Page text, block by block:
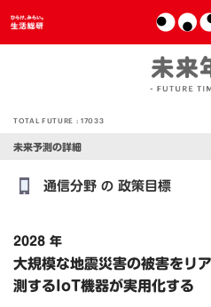
TOTAL FUTURE :17033
未来予測の詳細
通信分野 の 政策目標
2028 年
大規模な地震災害の被害をリ
測するIoT機器が実用化する